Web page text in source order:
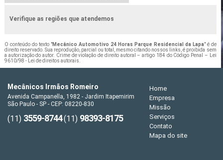
Verifique as regiões que atendemos
O conteúdo do texto "Mecânico Automotivo 24 Horas Parque Residencial da Lapa" é de
direito reservado. Sua reprodução, parcial ou total, mesmo citando nossos links, é proibida sem
a autorização do autor. Crime de violação de direito autoral – artigo 184 do Código Penal – Lei
9610/98 - Lei de direitos autorais.
Mecânicos Irmãos Romeiro
Avenida Campanella, 1982 - Jardim Itapemirim
São Paulo - SP - CEP: 08220-830
(11) 3559-8744(11) 98393-8175
Home
Empresa
Missão
Serviços
Contato
Mapa do site